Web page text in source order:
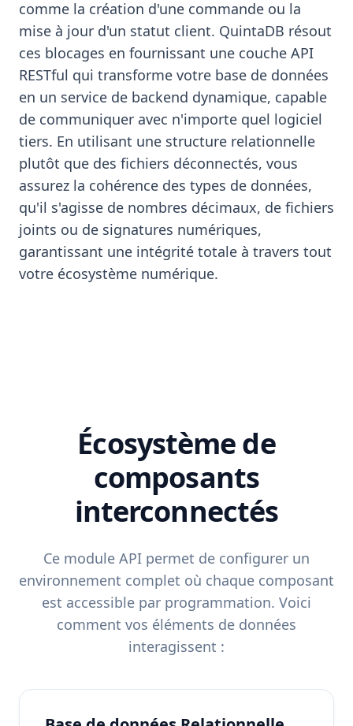
comme la création d'une commande ou la
mise à jour d'un statut client. QuintaDB résout
ces blocages en fournissant une couche API
RESTful qui transforme votre base de données
en un service de backend dynamique, capable
de communiquer avec n'importe quel logiciel
tiers. En utilisant une structure relationnelle
plutôt que des fichiers déconnectés, vous
assurez la cohérence des types de données,
qu'il s'agisse de nombres décimaux, de fichiers
joints ou de signatures numériques,
garantissant une intégrité totale à travers tout
votre écosystème numérique.
Écosystème de
composants
interconnectés
Ce module API permet de configurer un
environnement complet où chaque composant
est accessible par programmation. Voici
comment vos éléments de données
interagissent :